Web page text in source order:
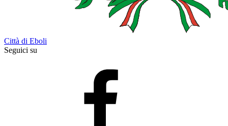
Città di Eboli
Seguici su